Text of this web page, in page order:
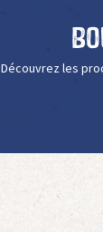
Découvrez les